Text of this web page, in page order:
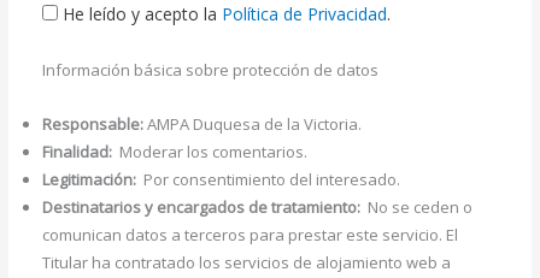
He leído y acepto la Política de Privacidad.
Información básica sobre protección de datos
Responsable:AMPA Duquesa de la Victoria.
Finalidad:Moderar los comentarios.
Legitimación:Por consentimiento del interesado.
Destinatarios y encargados de tratamiento:No se ceden o
comunican datos a terceros para prestar este servicio. El
Titular ha contratado los servicios de alojamiento web a